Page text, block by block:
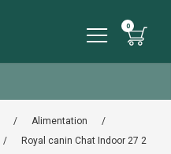
/ Alimentation
/
/
Royal canin Chat Indoor 27 2